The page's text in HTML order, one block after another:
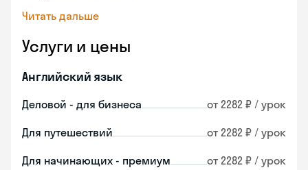
Читать дальше
Услуги и цены
Английский язык
Деловой - для бизнеса от 2282 ₽ / урок
Для путешествий от 2282 ₽ / урок
Для начинающих - премиум от 2282 ₽ / урок